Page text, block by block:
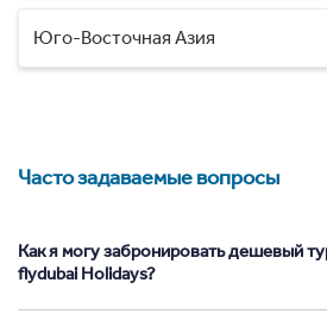
Юго-Восточная Азия
Часто задаваемые вопросы
Как я могу забронировать дешевый
flydubai Holidays?